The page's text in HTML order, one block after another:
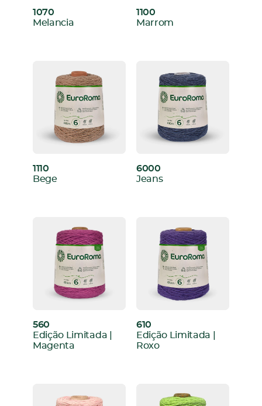
1070
:Melancia
1100
:Marrom
1110
:Bege
6000
:Jeans
560
:Edição Limitada |
Magenta
610
:Edição Limitada |
Roxo